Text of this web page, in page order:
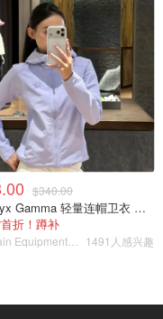
粒！
cream
$340.00
Arc'teryx Gamma 轻量连帽卫衣 女款
折！蹲补
1491人感兴趣